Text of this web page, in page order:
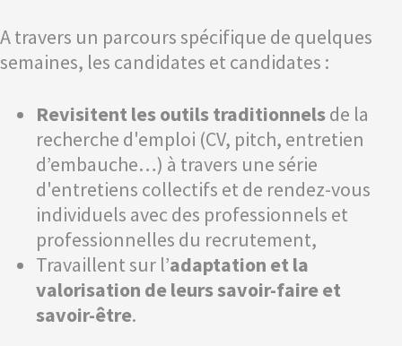
A travers un parcours spécifique de quelques
semaines, les candidates et candidates :
Revisitent les outils traditionnelsde la
recherche d'emploi (CV, pitch, entretien
d’embauche…) à travers une série
d'entretiens collectifs et de rendez-vous
individuels avec des professionnels et
professionnelles du recrutement,
Travaillent sur l’adaptation et la
valorisation de leurs savoir-faire et
savoir-être.